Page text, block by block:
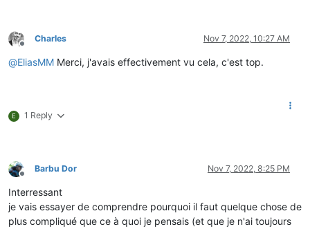
Offline
Charles Nov 7, 2022, 10:27 AM
@EliasMM Merci, j'avais effectivement vu cela, c'est top.
E 1 Reply
Offline
Barbu Dor Nov 7, 2022, 8:25 PM
Interressant
je vais essayer de comprendre pourquoi il faut quelque chose de
plus compliqué que ce à quoi je pensais (et que je n'ai toujours